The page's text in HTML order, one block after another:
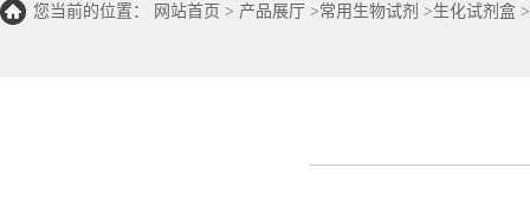
您当前的位置： 网站首页 > 产品展厅 >常用生物试剂 >生化试剂盒 >